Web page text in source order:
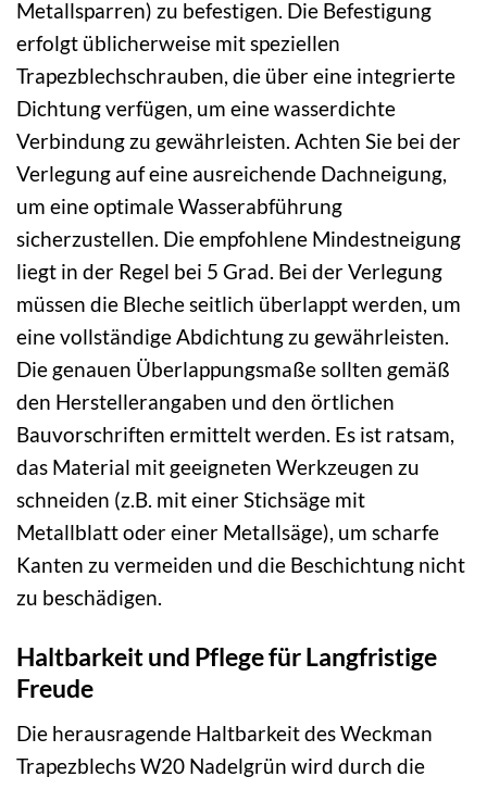
Metallsparren) zu befestigen. Die Befestigung
erfolgt üblicherweise mit speziellen
Trapezblechschrauben, die über eine integrierte
Dichtung verfügen, um eine wasserdichte
Verbindung zu gewährleisten. Achten Sie bei der
Verlegung auf eine ausreichende Dachneigung,
um eine optimale Wasserabführung
sicherzustellen. Die empfohlene Mindestneigung
liegt in der Regel bei 5 Grad. Bei der Verlegung
müssen die Bleche seitlich überlappt werden, um
eine vollständige Abdichtung zu gewährleisten.
Die genauen Überlappungsmaße sollten gemäß
den Herstellerangaben und den örtlichen
Bauvorschriften ermittelt werden. Es ist ratsam,
das Material mit geeigneten Werkzeugen zu
schneiden (z.B. mit einer Stichsäge mit
Metallblatt oder einer Metallsäge), um scharfe
Kanten zu vermeiden und die Beschichtung nicht
zu beschädigen.
Haltbarkeit und Pflege für Langfristige
Freude
Die herausragende Haltbarkeit des Weckman
Trapezblechs W20 Nadelgrün wird durch die